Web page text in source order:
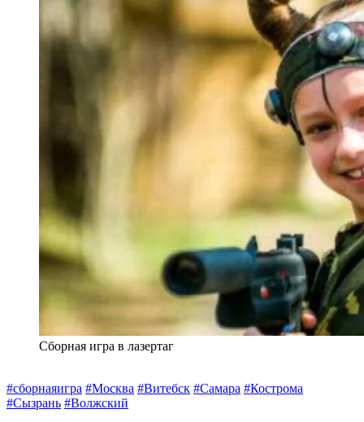
Сборная игра в лазертаг
#сборнаяигра #Москва #Витебск #Самара #Кострома
#Сызрань #Волжский